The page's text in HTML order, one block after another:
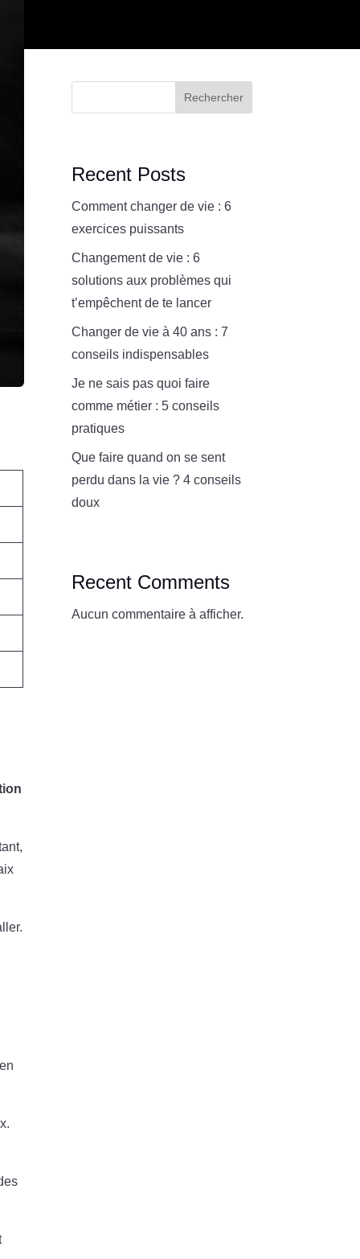
Rechercher
Recent Posts
Comment changer de vie : 6
exercices puissants
Changement de vie : 6
solutions aux problèmes qui
t’empêchent de te lancer
Changer de vie à 40 ans : 7
conseils indispensables
Je ne sais pas quoi faire
comme métier : 5 conseils
pratiques
Que faire quand on se sent
perdu dans la vie ? 4 conseils
doux
Recent Comments
Aucun commentaire à afficher.